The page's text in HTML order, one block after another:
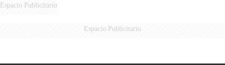
Espacio Publicitario
Espacio Publicitario